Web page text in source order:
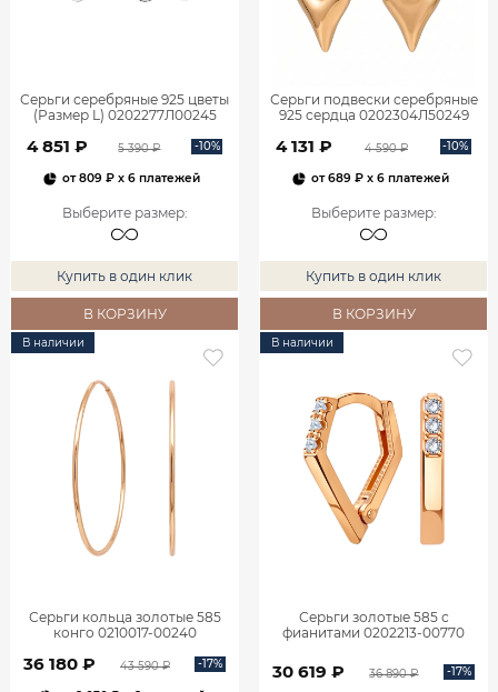
Серьги серебряные 925 цветы
(Размер L) 0202277Л00245
4 851 ₽ 5 390 ₽ -10%
от809 ₽ x 6 платежей
Выберите размер:
Купить в один клик
В КОРЗИНУ
Серьги подвески серебряные
925 сердца 0202304Л50249
4 131 ₽ 4 590 ₽ -10%
от689 ₽ x 6 платежей
Выберите размер:
Купить в один клик
В КОРЗИНУ
В наличии
Серьги кольца золотые 585
конго 0210017-00240
36 180 ₽ 43 590 ₽ -17%
В наличии
Серьги золотые 585 с
фианитами 0202213-00770
30 619 ₽ 36 890 ₽ -17%